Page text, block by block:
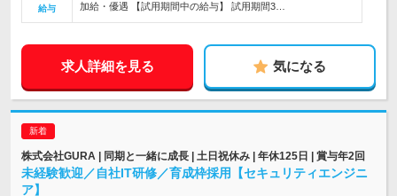
給与
加給・優遇 【試用期間中の給与】 試用期間3…
求人詳細を見る 気になる
株式会社GURA | 同期と一緒に成長 | 土日祝休み | 年休125日 | 賞与年2回
未経験歓迎／自社IT研修／育成枠採用【セキュリティエンジニ
ア】